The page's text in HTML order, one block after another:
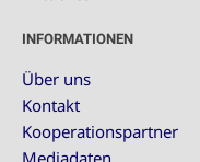
INFORMATIONEN
Über uns
Kontakt
Kooperationspartner
Mediadaten